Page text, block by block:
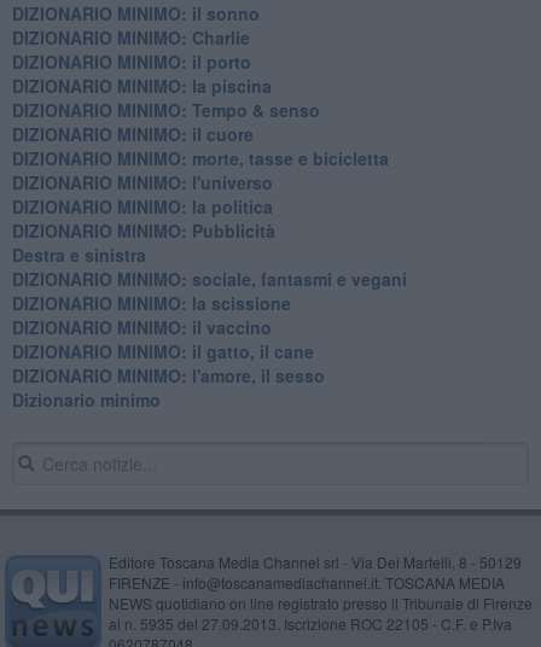
DIZIONARIO MINIMO: il sonno
DIZIONARIO MINIMO: Charlie
DIZIONARIO MINIMO: il porto
DIZIONARIO MINIMO: la piscina
DIZIONARIO MINIMO: Tempo & senso
DIZIONARIO MINIMO: il cuore
DIZIONARIO MINIMO: morte, tasse e bicicletta
DIZIONARIO MINIMO: l'universo
DIZIONARIO MINIMO: la politica
DIZIONARIO MINIMO: Pubblicità
Destra e sinistra
DIZIONARIO MINIMO: sociale, fantasmi e vegani
DIZIONARIO MINIMO: la scissione
DIZIONARIO MINIMO: il vaccino
DIZIONARIO MINIMO: il gatto, il cane
DIZIONARIO MINIMO: l'amore, il sesso
Dizionario minimo
Editore Toscana Media Channel srl - Via Dei Martelli, 8 - 50129
FIRENZE - info@toscanamediachannel.it. TOSCANA MEDIA
NEWS quotidiano on line registrato presso il Tribunale di Firenze
al n. 5935 del 27.09.2013. Iscrizione ROC 22105 - C.F. e P.Iva